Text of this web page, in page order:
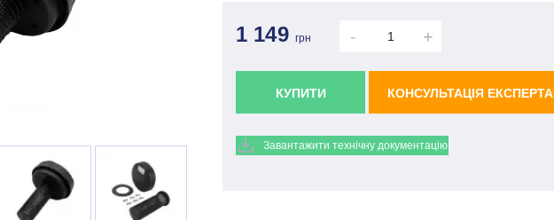
1 149 грн - +
КУПИТИ КОНСУЛЬТАЦІЯ ЕКСПЕРТА
Завантажити технічну документацію